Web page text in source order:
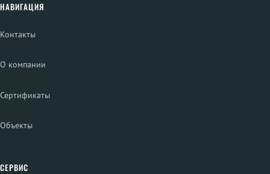
НАВИГАЦИЯ
Контакты
О компании
Сертификаты
Объекты
СЕРВИС